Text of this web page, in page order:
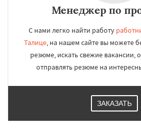
Менеджер по
С нами легко найти работу
Талице, на нашем сайте вы можете
резюме, искать свежие вакансии,
отправлять резюме на
ЗАКАЗАТЬ